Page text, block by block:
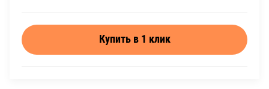
Купить в 1 клик